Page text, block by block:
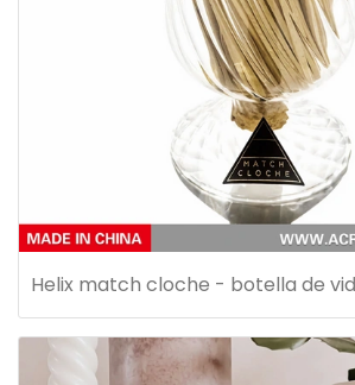
Helix match cloche - botella de